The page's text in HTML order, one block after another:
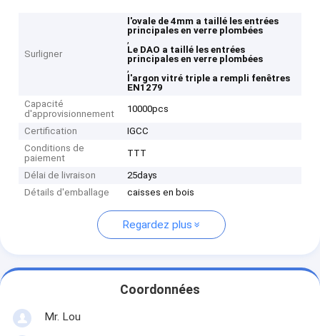
Surligner
l'ovale de 4mm a taillé les entrées
principales en verre plombées
,
Le DAO a taillé les entrées
principales en verre plombées
,
l'argon vitré triple a rempli fenêtres
EN1279
Capacité
d'approvisionnement
10000pcs
Certification
IGCC
Conditions de
paiement
TTT
Délai de livraison
25days
Détails d'emballage
caisses en bois
Regardez plus
Coordonnées
Mr. Lou